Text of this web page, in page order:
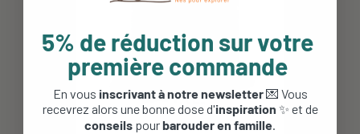
5% de réduction sur votre
première commande
En vous inscrivant à notre newsletter💌 Vous
recevrez alors une bonne dose d'inspiration ✨ et de
conseils pourbarouder en famille.